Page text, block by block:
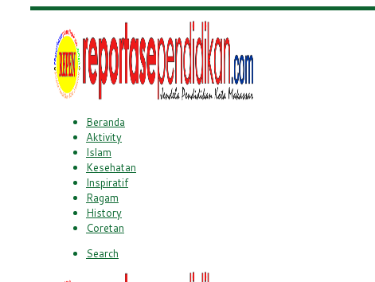
Beranda
Aktivity
Islam
Kesehatan
Inspiratif
Ragam
History
Coretan
Search